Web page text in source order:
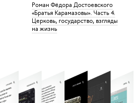
Роман Фёдора Достоевского
«Братья Карамазовы». Часть 4.
Церковь, государство, взгляды
на жизнь